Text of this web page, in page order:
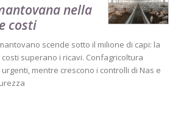
nella
costi
scende sotto il milione di capi: la
superano i ricavi. Confagricoltura
mentre crescono i controlli di Nas e